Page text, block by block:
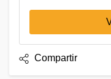
Compartir